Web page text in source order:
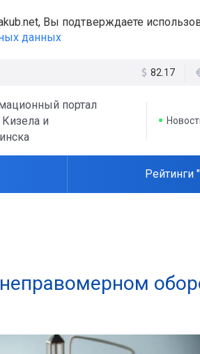
Вы подтверждаете
данных
82.17
портал
Кизела и